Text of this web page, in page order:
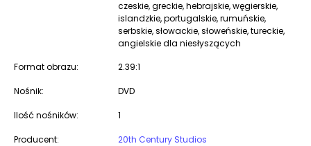
czeskie, greckie, hebrajskie, węgierskie,
islandzkie, portugalskie, rumuńskie,
serbskie, słowackie, słoweńskie, tureckie,
angielskie dla niesłyszących
Format obrazu:
2.39:1
Nośnik: DVD
Ilość nośników: 1
Producent:
20th Century Studios